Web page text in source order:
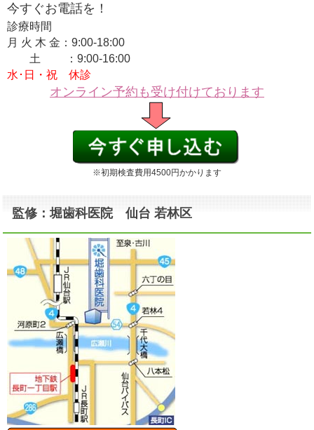
今すぐお電話を！
診療時間
月 火 木 金：9:00-18:00
土 ：9:00-16:00
水･日・祝 休診
オンライン予約も受け付けております
※初期検査費用4500円かかります
監修：堀歯科医院 仙台 若林区